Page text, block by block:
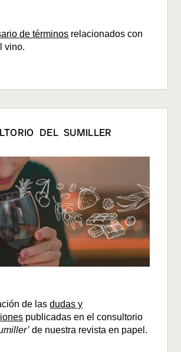
de términos relacionados con
vino.
DEL SUMILLER
de lasdudas y
publicadas en el consultorio
de nuestra revista en papel.